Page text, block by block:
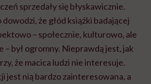
sprzedały się błyskawicznie.
że głód książki badającej
– społecznie, kulturowo, ale
– był ogromny. Nieprawdą jest, jak
że macica ludzi nie interesuje.
jest nią bardzo zainteresowana, a